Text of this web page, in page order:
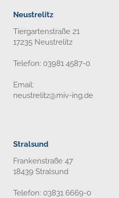
Neustrelitz
Tiergartenstraße 21
17235 Neustrelitz
Telefon: 03981 4587-0
Email:
neustrelitz@miv-ing.de
Stralsund
Frankenstraße 47
18439 Stralsund
Telefon: 03831 6669-0